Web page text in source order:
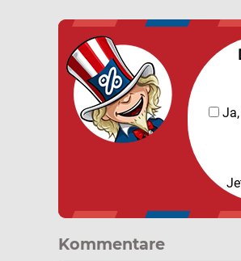
Ja,
Kommentare